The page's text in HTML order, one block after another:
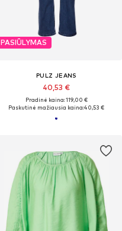
PASIŪLYMAS
PULZ JEANS
40,53 €
Pradinė kaina: 119,00 €
Paskutinė mažiausia kaina:40,53 €